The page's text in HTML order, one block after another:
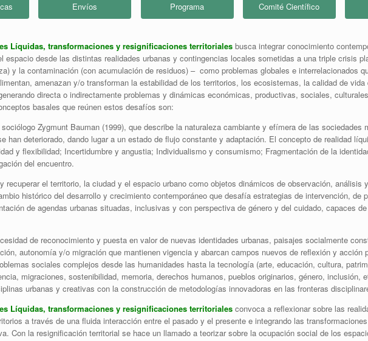
Envíos Programa Comité Científico
Líquidas, transformaciones y resignificaciones territoriales busca integrar conocimiento
espacio desde las distintas realidades urbanas y contingencias locales sometidas a una triple crisis
y la contaminación (con acumulación de residuos) – como problemas globales e interrelacionados
amenazan y/o transforman la estabilidad de los territorios, los ecosistemas, la calidad de vida
directa o indirectamente problemas y dinámicas económicas, productivas, sociales,
basales que reúnen estos desafíos son:
Zygmunt Bauman (1999), que describe la naturaleza cambiante y efímera de las sociedades
han deteriorado, dando lugar a un estado de flujo constante y adaptación. El concepto de realidad
y flexibilidad; Incertidumbre y angustia; Individualismo y consumismo; Fragmentación de la
del encuentro.
recuperar el territorio, la ciudad y el espacio urbano como objetos dinámicos de observación, análisis
histórico del desarrollo y crecimiento contemporáneo que desafía estrategias de intervención, de
de agendas urbanas situadas, inclusivas y con perspectiva de género y del cuidado, capaces
de reconocimiento y puesta en valor de nuevas identidades urbanas, paisajes socialmente
autonomía y/o migración que mantienen vigencia y abarcan campos nuevos de reflexión y acción
sociales complejos desde las humanidades hasta la tecnología (arte, educación, cultura,
migraciones, sostenibilidad, memoria, derechos humanos, pueblos originarios, género, inclusión,
urbanas y creativas con la construcción de metodologías innovadoras en las fronteras
Líquidas, transformaciones y resignificaciones territoriales convoca a reflexionar sobre las
a través de una fluida interacción entre el pasado y el presente e integrando las
Con la resignificación territorial se hace un llamado a teorizar sobre la ocupación social de los